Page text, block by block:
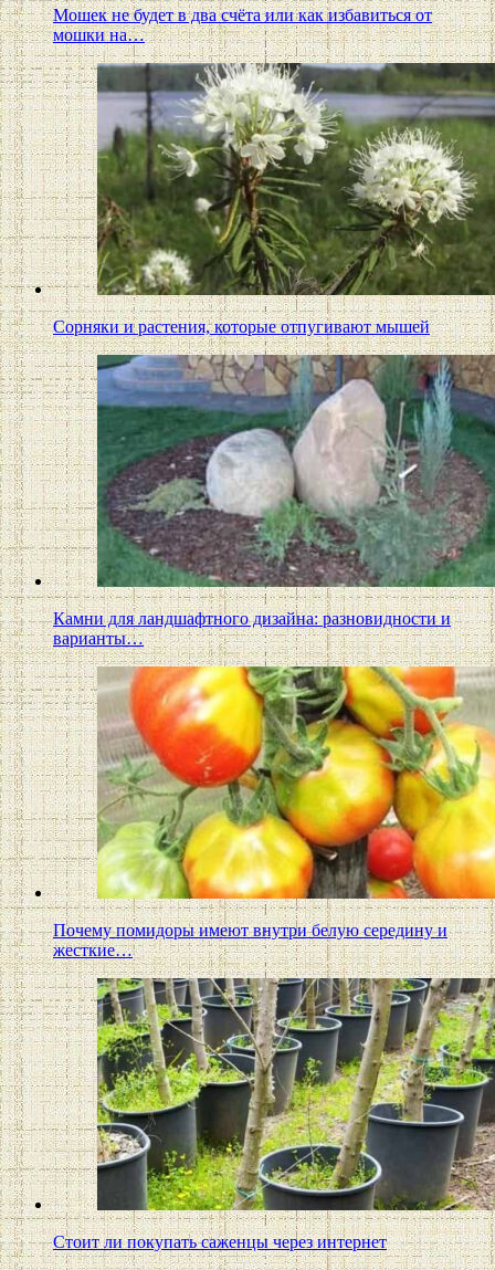
Мошек не будет в два счёта или как избавиться от
мошки на…
Сорняки и растения, которые отпугивают мышей
Камни для ландшафтного дизайна: разновидности и
варианты…
Почему помидоры имеют внутри белую середину и
жесткие…
Стоит ли покупать саженцы через интернет